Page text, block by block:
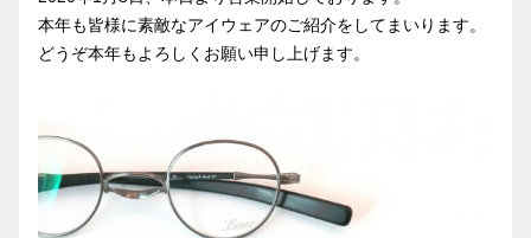
本年も皆様に素敵なアイウェアのご紹介をしてまいります。
どうぞ本年もよろしくお願い申し上げます。